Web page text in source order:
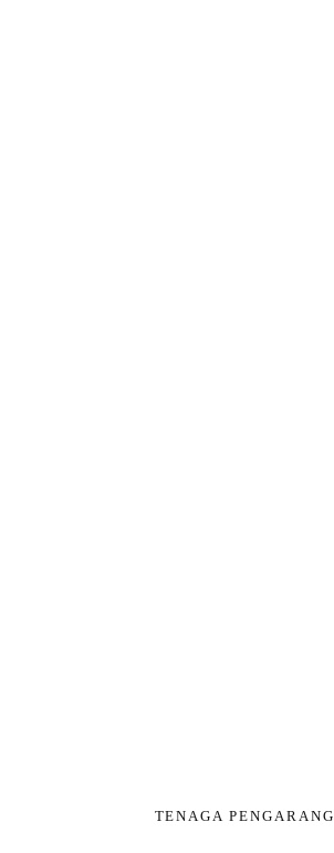
TENAGA PENGARANG